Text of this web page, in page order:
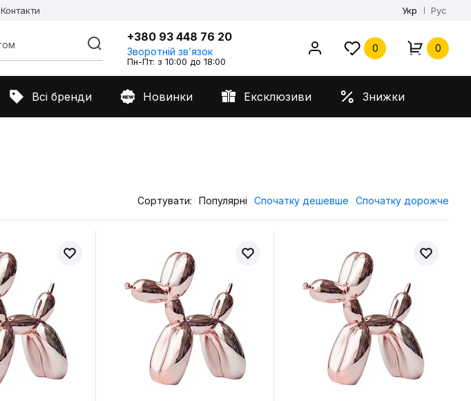
Контакти Укр Рус
+380 93 448 76 20
Зворотній звʼязок
Пн-Пт: з 10:00 до 18:00
0 0
Всі бренди Новинки Ексклюзиви Знижки
Сортувати: Популярні Спочатку дешевше Спочатку дорожче